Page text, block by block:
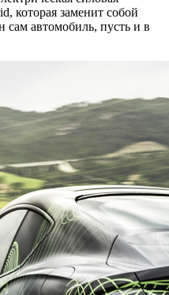
которая заменит собой
сам автомобиль, пусть и в